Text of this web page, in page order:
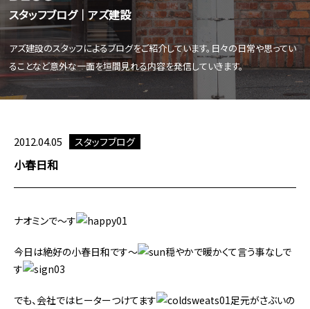
スタッフブログ│アズ建設
アズ建設のスタッフによるブログをご紹介しています。日々の日常や思ってい
ることなど意外な一面を垣間見れる内容を発信していきます。
2012.04.05 スタッフブログ
小春日和
ナオミンで～す
今日は絶好の小春日和です～
穏やかで暖かくて言う事なしで
す
でも、会社ではヒーターつけてます
足元がさぶいの